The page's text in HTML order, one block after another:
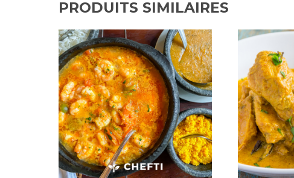
PRODUITS SIMILAIRES